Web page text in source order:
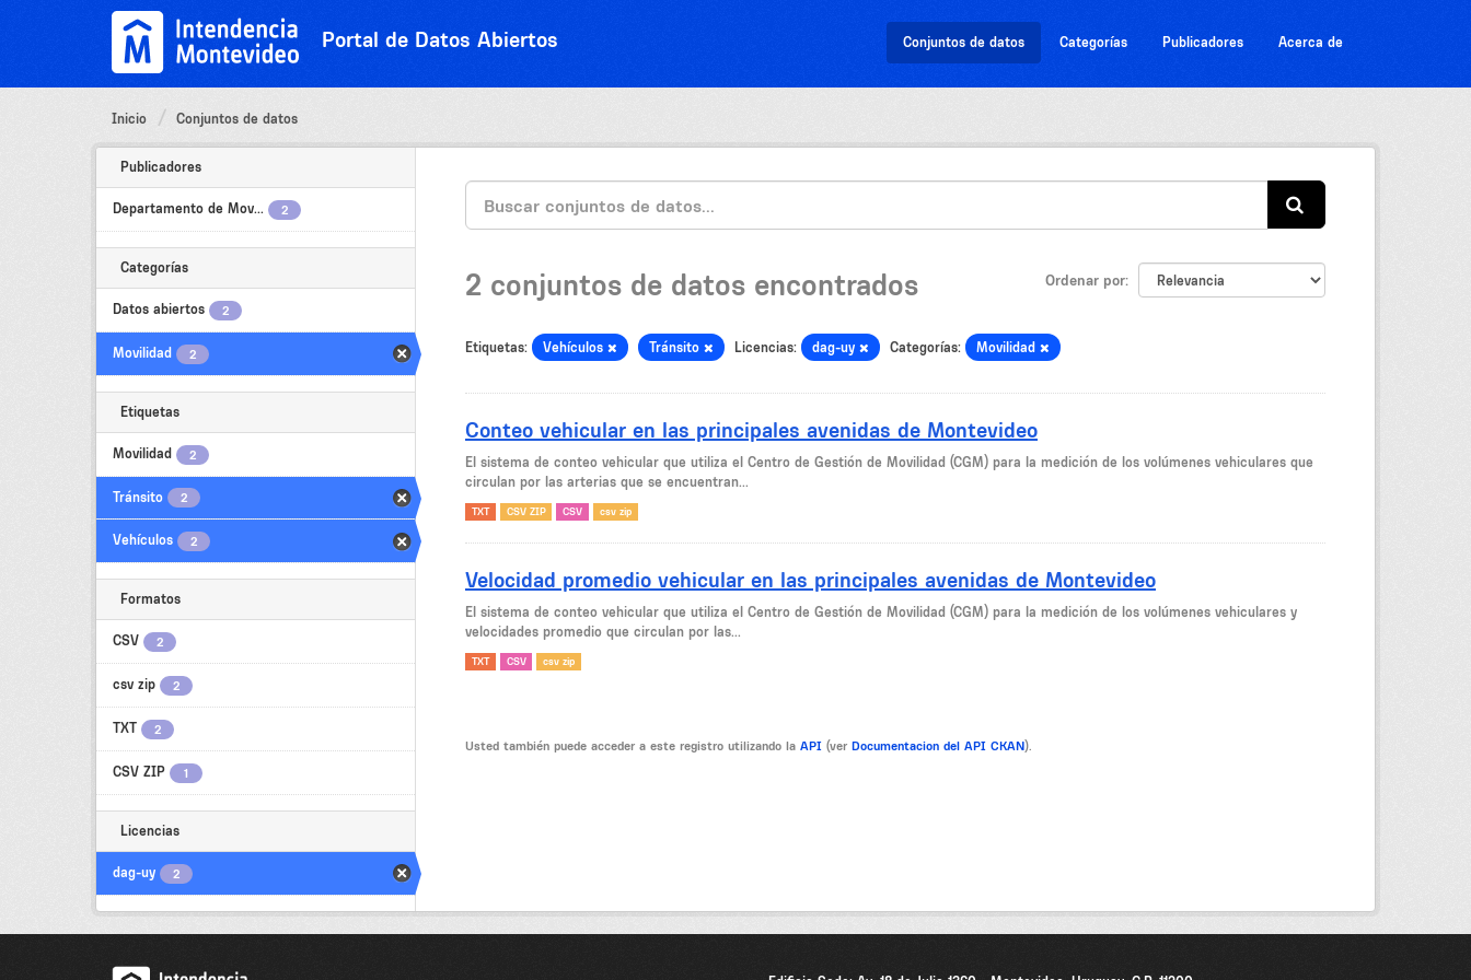
Portal de Datos Abiertos Conjuntos de datos Categorías Publicadores Acerca de
Inicio Conjuntos de datos
Publicadores
Departamento de Mov... 2
Categorías
Datos abiertos 2
Movilidad 2
Etiquetas
Movilidad 2
Tránsito 2
Vehículos 2
Formatos
CSV 2
csv zip 2
TXT 2
CSV ZIP 1
Licencias
dag-uy 2
Ordenar por
2 conjuntos de datos encontrados
Etiquetas: Vehículos Tránsito Licencias: dag-uy Categorías: Movilidad
Conteo vehicular en las principales avenidas de Montevideo
El sistema de conteo vehicular que utiliza el Centro de Gestión de Movilidad (CGM) para la medición de los volúmenes vehiculares que
circulan por las arterias que se encuentran...
TXT CSV ZIP CSV csv zip
Velocidad promedio vehicular en las principales avenidas de Montevideo
El sistema de conteo vehicular que utiliza el Centro de Gestión de Movilidad (CGM) para la medición de los volúmenes vehiculares y
velocidades promedio que circulan por las...
TXT CSV csv zip
Usted también puede acceder a este registro utilizando la API (ver Documentacion del API CKAN).